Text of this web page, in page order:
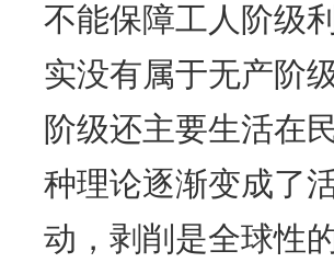
不能保障工人阶级
实没有属于无产阶
阶级还主要生活在
种理论逐渐变成了
动，剥削是全球性